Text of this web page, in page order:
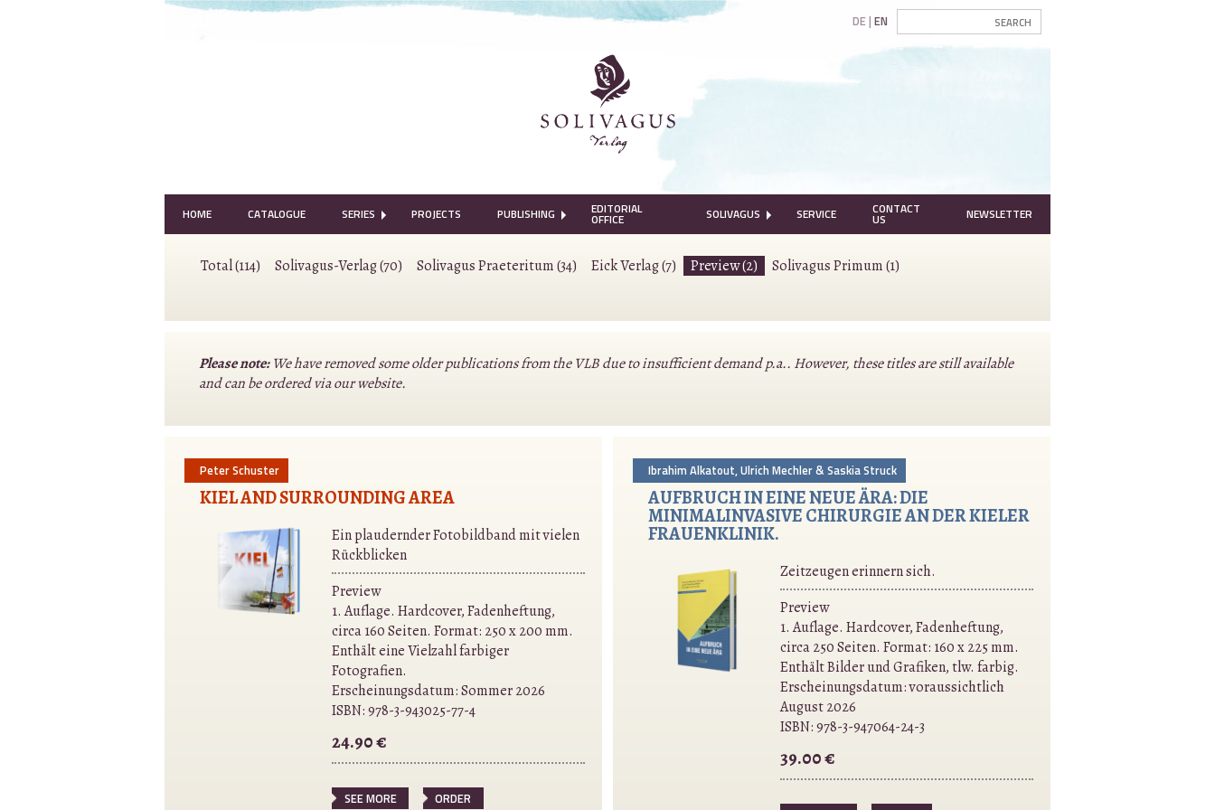
DE EN
HOME CATALOGUE SERIES PROJECTS PUBLISHING EDITORIAL
OFFICE SOLIVAGUS SERVICE CONTACT
US NEWSLETTER
Total (114) Solivagus-Verlag (70) Solivagus Praeteritum (34) Eick Verlag (7) Preview (2) Solivagus Primum (1)
Please note:We have removed some older publications from the VLB due to insufficient demand p.a.. However, these titles are still available
and can be ordered via our website.
Peter Schuster
KIEL AND SURROUNDING AREA
Ein plaudernder Fotobildband mit vielen
Rückblicken
Preview
1. Auflage. Hardcover, Fadenheftung,
circa 160 Seiten. Format: 250 x 200 mm.
Enthält eine Vielzahl farbiger
Fotografien.
Erscheinungsdatum: Sommer 2026
ISBN:978-3-943025-77-4
24.90 €
SEE MORE ORDER
Ibrahim Alkatout, Ulrich Mechler & Saskia Struck
AUFBRUCH IN EINE NEUE ÄRA: DIE
MINIMALINVASIVE CHIRURGIE AN DER KIELER
FRAUENKLINIK.
Zeitzeugen erinnern sich.
Preview
1. Auflage. Hardcover, Fadenheftung,
circa 250 Seiten. Format: 160 x 225 mm.
Enthält Bilder und Grafiken, tlw. farbig.
Erscheinungsdatum: voraussichtlich
August 2026
ISBN:978-3-947064-24-3
39.00 €